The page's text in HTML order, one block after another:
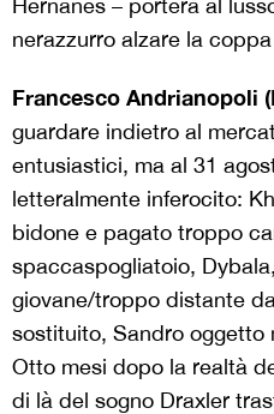
Hernanes – porterà al
nerazzurro alzare la
Francesco Andrianopoli
guardare indietro al
entusiastici, ma al 31
letteralmente inferocito:
bidone e pagato troppo
spaccaspogliatoio,
giovane/troppo distante
sostituito, Sandro oggetto
Otto mesi dopo la realtà
di là del sogno Draxler